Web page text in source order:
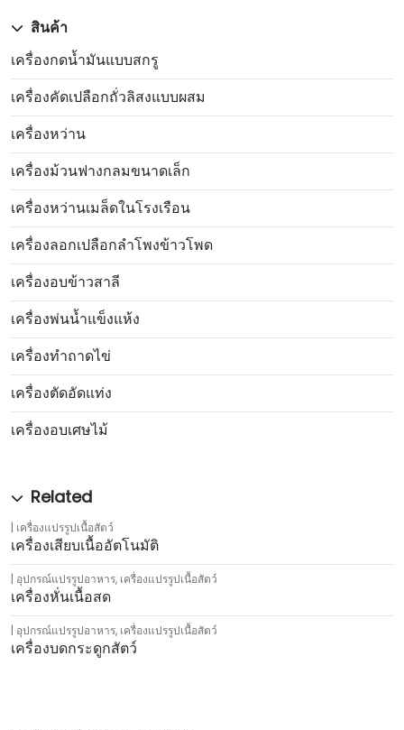
สินค้า
เครื่องกดน้ำมันแบบสกรู
เครื่องคัดเปลือกถั่วลิสงแบบผสม
เครื่องหว่าน
เครื่องม้วนฟางกลมขนาดเล็ก
เครื่องหว่านเมล็ดในโรงเรือน
เครื่องลอกเปลือกลำโพงข้าวโพด
เครื่องอบข้าวสาลี
เครื่องพ่นน้ำแข็งแห้ง
เครื่องทำถาดไข่
เครื่องตัดอัดแท่ง
เครื่องอบเศษไม้
เครื่องแปรรูปเนื้อสัตว์
เครื่องเสียบเนื้ออัตโนมัติ
อุปกรณ์แปรรูปอาหาร, เครื่องแปรรูปเนื้อสัตว์
เครื่องหั่นเนื้อสด
อุปกรณ์แปรรูปอาหาร, เครื่องแปรรูปเนื้อสัตว์
เครื่องบดกระดูกสัตว์